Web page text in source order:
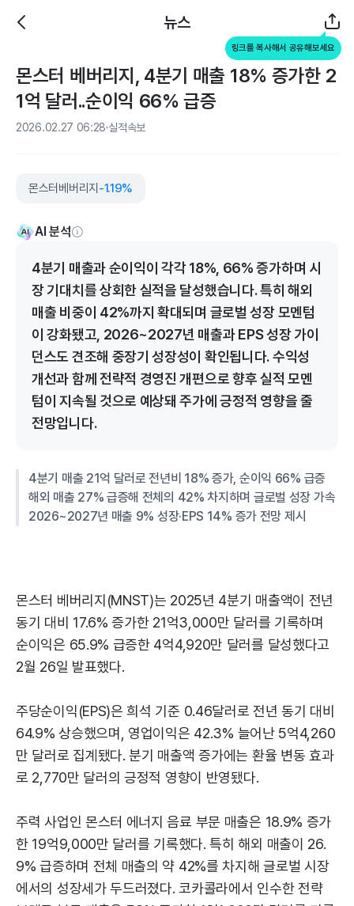
뉴스
링크를 복사해서 공유해보세요
몬스터 베버리지, 4분기 매출 18% 증가한 2
1억 달러..순이익 66% 급증
2026.02.27 06:28 실적속보
몬스터베버리지 -1.19%
AI 분석
4분기 매출과 순이익이 각각 18%, 66% 증가하며 시
장 기대치를 상회한 실적을 달성했습니다. 특히 해외
매출 비중이 42%까지 확대되며 글로벌 성장 모멘텀
이 강화됐고, 2026~2027년 매출과 EPS 성장 가이
던스도 견조해 중장기 성장성이 확인됩니다. 수익성
개선과 함께 전략적 경영진 개편으로 향후 실적 모멘
텀이 지속될 것으로 예상돼 주가에 긍정적 영향을 줄
전망입니다.
4분기 매출 21억 달러로 전년비 18% 증가, 순이익 66% 급증
해외 매출 27% 급증해 전체의 42% 차지하며 글로벌 성장 가속
2026~2027년 매출 9% 성장·EPS 14% 증가 전망 제시
몬스터 베버리지(MNST)는 2025년 4분기 매출액이 전년
동기 대비 17.6% 증가한 21억3,000만 달러를 기록하며
순이익은 65.9% 급증한 4억4,920만 달러를 달성했다고
2월 26일 발표했다.
주당순이익(EPS)은 희석 기준 0.46달러로 전년 동기 대비
64.9% 상승했으며, 영업이익은 42.3% 늘어난 5억4,260
만 달러로 집계됐다. 분기 매출액 증가에는 환율 변동 효과
로 2,770만 달러의 긍정적 영향이 반영됐다.
주력 사업인 몬스터 에너지 음료 부문 매출은 18.9% 증가
한 19억9,000만 달러를 기록했다. 특히 해외 매출이 26.
9% 급증하며 전체 매출의 약 42%를 차지해 글로벌 시장
에서의 성장세가 두드러졌다. 코카콜라에서 인수한 전략